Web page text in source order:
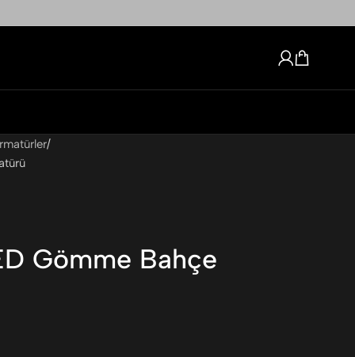
Gömme Bahçe